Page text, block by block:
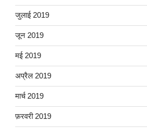
जुलाई 2019
जून 2019
मई 2019
अप्रैल 2019
मार्च 2019
फ़रवरी 2019